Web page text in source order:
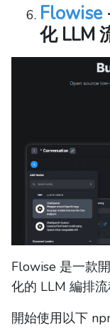
Flowise
化 LLM
Flowise 是一款
化的 LLM 編排流
開始使用以下